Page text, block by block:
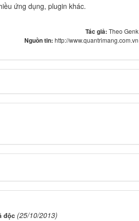
ứng dụng, plugin khác.
Tác giả:Theo Genk
Nguồn tin:http://www.quantrimang.com.vn
độc (25/10/2013)